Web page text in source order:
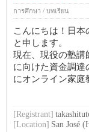
การศึกษา / บทเรียน
こんにちは！日
と申します。
現在、現役の塾講
に向けた資金調達
にオンライン家庭
[Registrant]
[Location] San José